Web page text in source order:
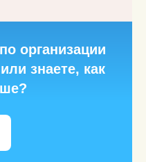
организации
знаете, как